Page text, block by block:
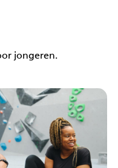
jongeren.